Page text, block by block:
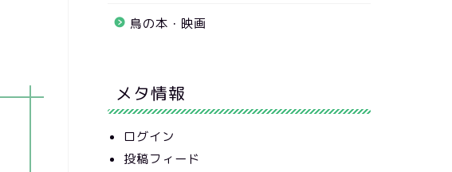
鳥の本・映画
メタ情報
ログイン
投稿フィード